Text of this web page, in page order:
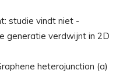
heterojunction (a)